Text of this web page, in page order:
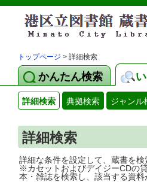
トップページ > 詳細検索
かんたん検索
詳細検索 典拠検索 ジャンル
詳細検索
詳細な条件を設定して、蔵書を検
※カセットおよびデイジーCDの
本・雑誌を検索し、該当する資